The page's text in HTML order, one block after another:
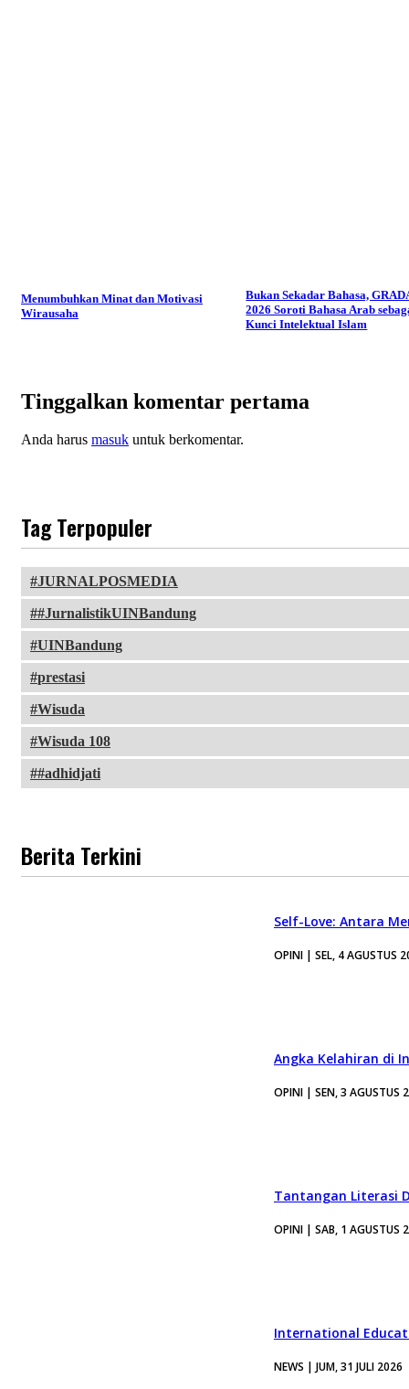
Menumbuhkan Minat dan Motivasi
Wirausaha
Bukan Sekadar Bahasa,
2026 Soroti Bahasa Arab
Kunci Intelektual Islam
Tinggalkan komentar pertama
Anda harus masuk untuk berkomentar.
Tag Terpopuler
JURNALPOSMEDIA
#JurnalistikUINBandung
UINBandung
prestasi
Wisuda
Wisuda 108
#adhidjati
Berita Terkini
Self-Love: Antara
OPINI | SEL, 4 AGUSTUS
Angka Kelahiran di
OPINI | SEN, 3 AGUSTUS
Tantangan Literasi
OPINI | SAB, 1 AGUSTUS
International
NEWS | JUM, 31 JULI 2026